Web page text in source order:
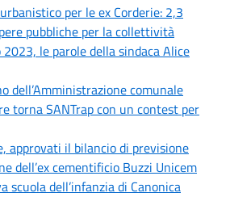
per le ex Corderie: 2,3
pubbliche per la collettività
le parole della sindaca Alice
dell’Amministrazione comunale
torna SANTrap con un contest per
approvati il bilancio di previsione
dell’ex cementificio Buzzi Unicem
scuola dell’infanzia di Canonica